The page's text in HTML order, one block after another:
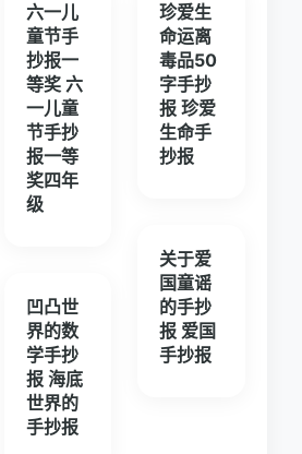
六一儿
童节手
抄报一
等奖 六
一儿童
节手抄
报一等
奖四年
级
凹凸世
界的数
学手抄
报 海底
世界的
手抄报
珍爱生
命运离
毒品50
字手抄
报 珍爱
生命手
抄报
关于爱
国童谣
的手抄
报 爱国
手抄报